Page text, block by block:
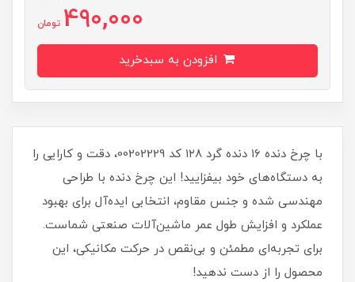
490,000 تومان
با چرخ دنده ۱۶ دنده گرد ۱۲۸ کد 00202229، دقت و کارایی را
به دستگاه‌های خود بیفزایید! این چرخ دنده با طراحی
مهندسی شده و جنس مقاوم، انتخابی ایده‌آل برای بهبود
عملکرد و افزایش طول عمر ماشین‌آلات صنعتی شماست.
برای تجربه‌ای مطمئن و بی‌نقص در حرکت مکانیکی، این
محصول را از دست ندهید!